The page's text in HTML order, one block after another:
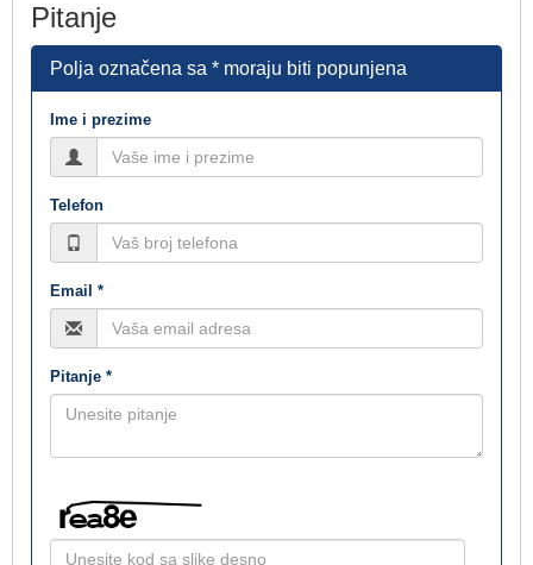
Pitanje
Polja označena sa * moraju biti popunjena
Ime i prezime
Telefon
Email *
Pitanje *